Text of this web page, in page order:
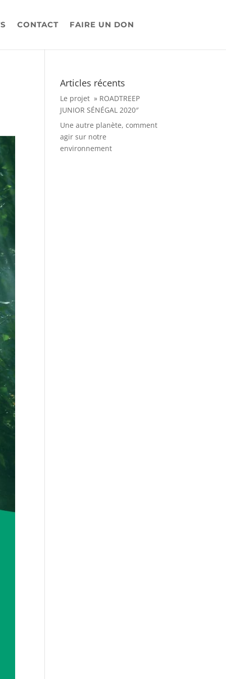
CONTACT FAIRE UN DON
Articles récents
Le projet » ROADTREEP
JUNIOR SÉNÉGAL 2020″
Une autre planète, comment
agir sur notre
environnement